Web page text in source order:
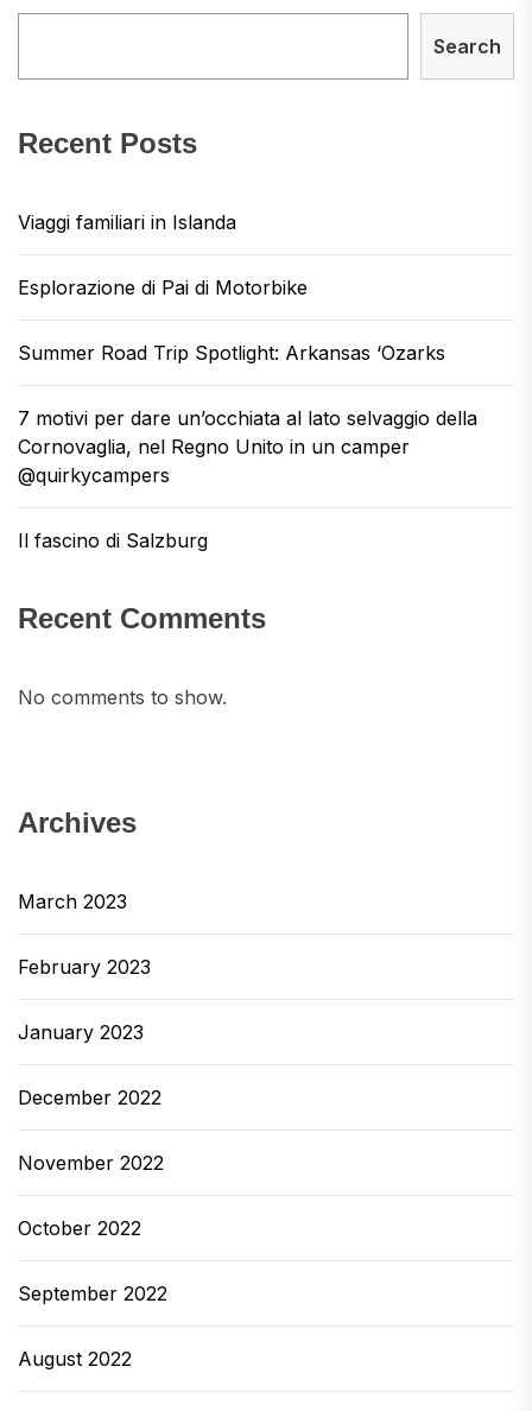
Search
Recent Posts
Viaggi familiari in Islanda
Esplorazione di Pai di Motorbike
Summer Road Trip Spotlight: Arkansas ‘Ozarks
7 motivi per dare un’occhiata al lato selvaggio della
Cornovaglia, nel Regno Unito in un camper
@quirkycampers
Il fascino di Salzburg
Recent Comments
No comments to show.
Archives
March 2023
February 2023
January 2023
December 2022
November 2022
October 2022
September 2022
August 2022